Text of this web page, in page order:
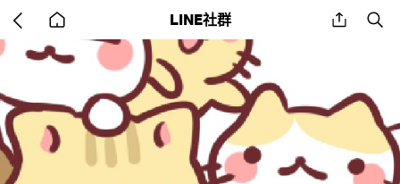
back
home
LINE社群 share